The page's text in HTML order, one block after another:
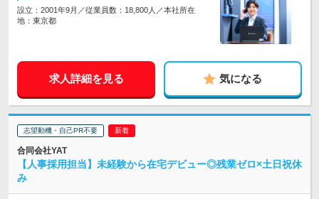
設立：2001年9月／従業員数：18,800人／本社所在
地：東京都
求人詳細を見る 気になる
志望動機・自己PR不要
合同会社YAT
【人事採用担当】未経験から在宅デビュー◎残業ゼロ×土日祝休
み